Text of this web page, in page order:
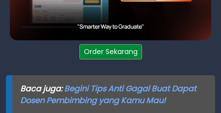
Order Sekarang
Baca juga:Begini Tips Anti Gagal Buat Dapat
Dosen Pembimbing yang Kamu Mau!